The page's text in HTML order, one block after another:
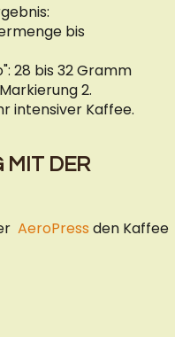
bis
28 bis 32 Gramm
2.
intensiver Kaffee.
MIT DER
AeroPress den Kaffee